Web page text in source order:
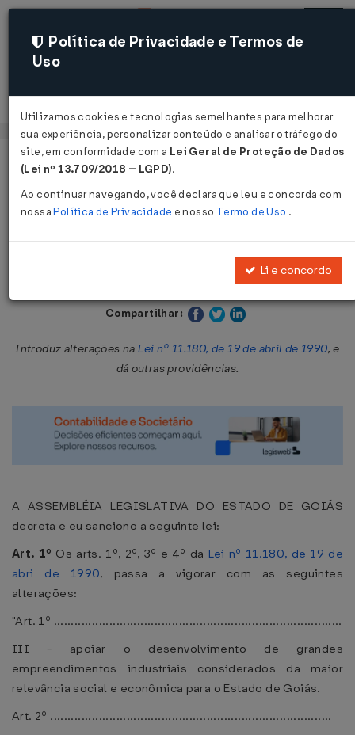
Acessar
Página Inicial Legislações
Lei nº 11.660 de 27/12/1991
Publicado no DOE - GO em 16 jan 1992
Compartilhar:
Introduz alterações naLei nº 11.180, de 19 de abril de 1990, e
dá outras providências.
A ASSEMBLÉIA LEGISLATIVA DO ESTADO DE GOIÁS
decreta e eu sanciono a seguinte lei:
Art. 1º Os arts. 1º, 2º, 3º e 4º da Lei nº 11.180, de 19 de
abri de 1990, passa a vigorar com as seguintes
alterações:
"Art. 1º ...................................................................................
III - apoiar o desenvolvimento de grandes
empreendimentos industriais considerados da maior
relevância social e econômica para o Estado de Goiás.
Art. 2º .................................................................................
Política de Privacidade e Termos de
Uso
Utilizamos cookies e tecnologias semelhantes para melhorar
sua experiência, personalizar conteúdo e analisar o tráfego do
site, em conformidade com a Lei Geral de Proteção de Dados
(Lei nº 13.709/2018 – LGPD).
Ao continuar navegando, você declara que leu e concorda com
nossaPolítica de Privacidade e nosso Termo de Uso .
Li e concordo